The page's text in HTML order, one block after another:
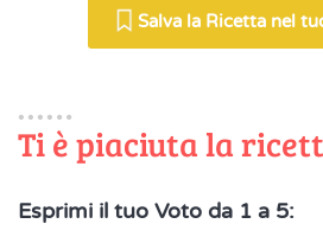
Salva la Ricetta nel
Ti è piaciuta la
Esprimi il tuo Voto da 1 a 5: